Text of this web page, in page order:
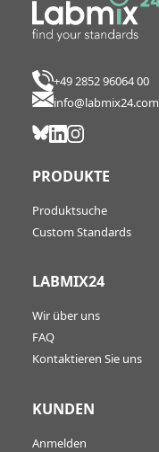
+49 2852 96064 00
info@labmix24.com
PRODUKTE
Produktsuche
Custom Standards
LABMIX24
Wir über uns
FAQ
Kontaktieren Sie uns
KUNDEN
Anmelden